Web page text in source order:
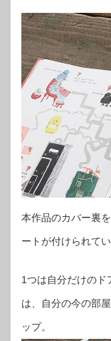
本作品のカバー裏
ートが付けられてい
1つは自分だけのド
は、自分の今の部
ップ。